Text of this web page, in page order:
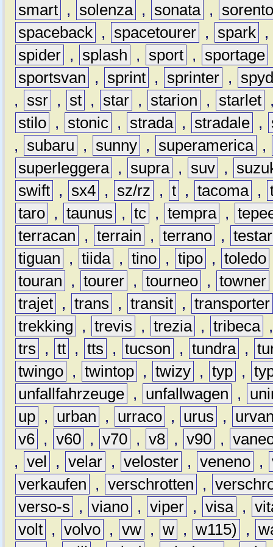
smart , solenza , sonata ,
spaceback , spacetourer , spark ,
spider , splash , sport , sportage
sportsvan
, sprint , sprinter ,
,
ssr , st , star , starion , starlet
stilo , stonic , strada , stradale ,
,
subaru , sunny , superamerica ,
superleggera , supra , suv ,
swift , sx4 , sz/rz , t , tacoma ,
taro , taunus , tc , tempra ,
terracan
, terrain , terrano ,
tiguan
, tiida , tino , tipo , toledo
touran
, tourer , tourneo , towner
trajet , trans , transit , transporter
trekking
, trevis , trezia , tribeca
trs
, tt , tts , tucson , tundra ,
twingo , twintop , twizy , typ ,
unfallfahrzeuge , unfallwagen ,
up , urban , urraco , urus ,
v6 , v60 , v70 , v8 , v90 ,
, vel , velar , veloster , veneno ,
verkaufen
, verschrotten ,
verso-s
, viano , viper , visa ,
volt , volvo , vw , w , w115) ,